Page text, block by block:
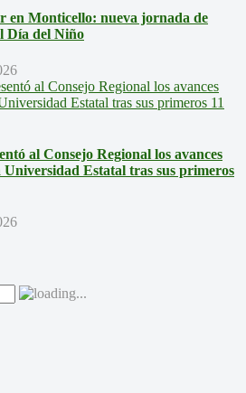
en Monticello: nueva jornada de
Día del Niño
al Consejo Regional los avances
Universidad Estatal tras sus primeros